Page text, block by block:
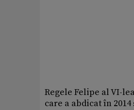
Regele Felipe al VI-
care a abdicat în